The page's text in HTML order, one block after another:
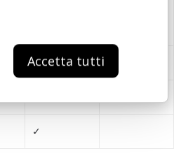
Accetta tutti
✓